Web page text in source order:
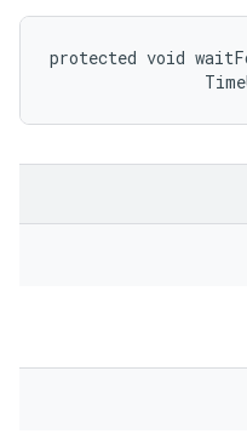
protected void